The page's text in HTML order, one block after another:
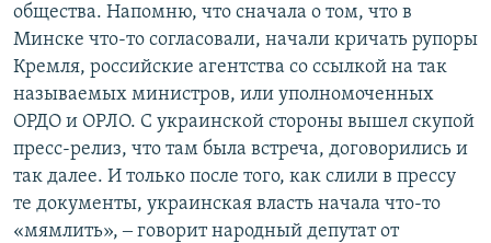
общества. Напомню, что сначала о том, что в
Минске что-то согласовали, начали кричать рупоры
Кремля, российские агентства со ссылкой на так
называемых министров, или уполномоченных
ОРДО и ОРЛО. С украинской стороны вышел скупой
пресс-релиз, что там была встреча, договорились и
так далее. И только после того, как слили в прессу
те документы, украинская власть начала что-то
«мямлить», ‒ говорит народный депутат от